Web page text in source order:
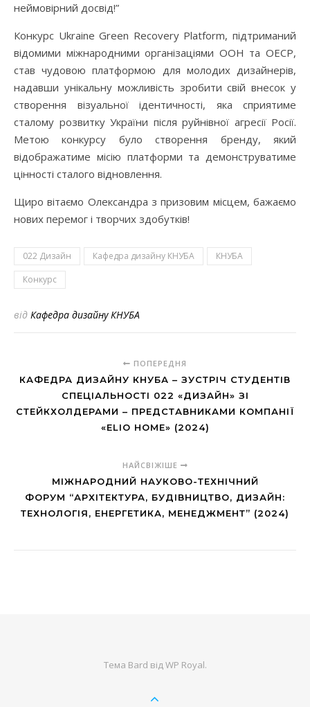
неймовірний досвід!”
Конкурс Ukraine Green Recovery Platform, підтриманий
відомими міжнародними організаціями ООН та ОЕСР,
став чудовою платформою для молодих дизайнерів,
надавши унікальну можливість зробити свій внесок у
створення візуальної ідентичності, яка сприятиме
сталому розвитку України після руйнівної агресії Росії.
Метою конкурсу було створення бренду, який
відображатиме місію платформи та демонструватиме
цінності сталого відновлення.
Щиро вітаємо Олександра з призовим місцем, бажаємо
нових перемог і творчих здобутків!
022 Дизайн Кафедра дизайну КНУБА
КНУБА
Конкурс
від Кафедра дизайну КНУБА
ПОПЕРЕДНЯ
КАФЕДРА ДИЗАЙНУ КНУБА – ЗУСТРІЧ СТУДЕНТІВ
СПЕЦІАЛЬНОСТІ 022 «ДИЗАЙН» ЗІ
СТЕЙКХОЛДЕРАМИ – ПРЕДСТАВНИКАМИ КОМПАНІЇ
«ELIO HOME» (2024)
НАЙСВІЖІШЕ
МІЖНАРОДНИЙ НАУКОВО-ТЕХНІЧНИЙ
ФОРУМ “АРХІТЕКТУРА, БУДІВНИЦТВО, ДИЗАЙН:
ТЕХНОЛОГІЯ, ЕНЕРГЕТИКА, МЕНЕДЖМЕНТ” (2024)
Тема Bard відWP Royal.